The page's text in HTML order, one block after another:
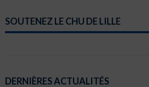
SOUTENEZ LE CHU DE LILLE
DERNIÈRES ACTUALITÉS